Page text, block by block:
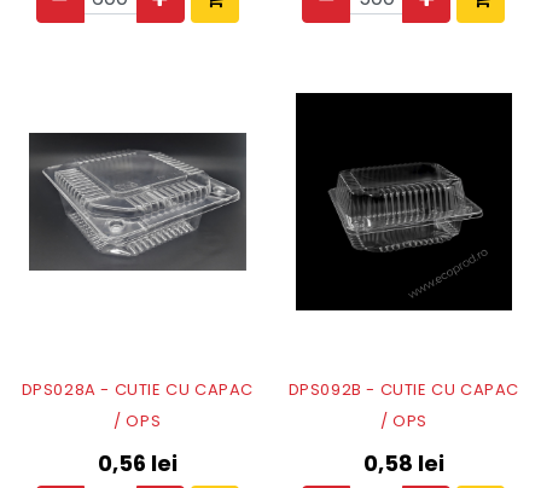
DPS028A - CUTIE CU CAPAC
/ OPS
0,56 lei
DPS092B - CUTIE CU CAPAC
/ OPS
0,58 lei